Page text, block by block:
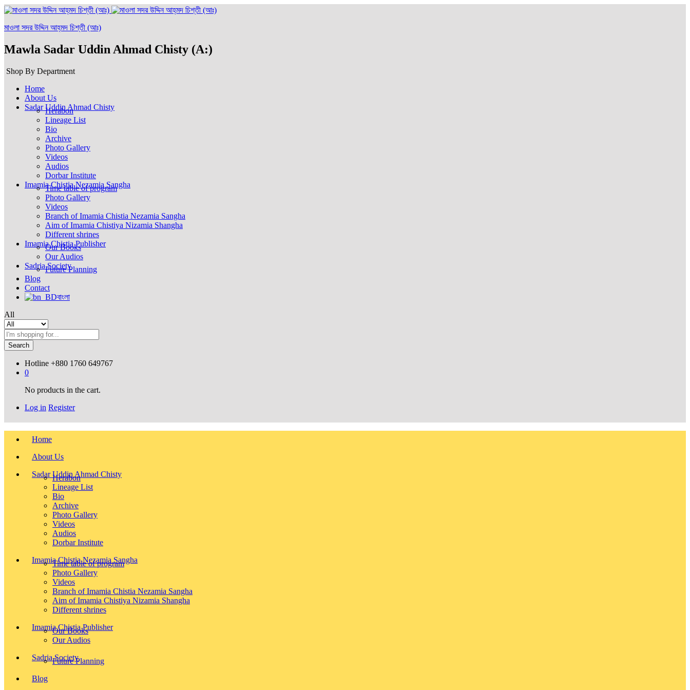
মাওলা সদর উদ্দিন আহ্‌মদ চিশ্‌তী (আঃ)
Mawla Sadar Uddin Ahmad Chisty (A:)
Shop By Department
Home
About Us
Sadar Uddin Ahmad Chisty
Herabon
Lineage List
Bio
Archive
Photo Gallery
Videos
Audios
Dorbar Institute
Imamia Chistia Nezamia Sangha
Time table of program
Photo Gallery
Videos
Branch of Imamia Chistia Nezamia Sangha
Aim of Imamia Chistiya Nizamia Shangha
Different shrines
Imamia Chistia Publisher
Our Books
Our Audios
Sadria Society
Future Planning
Blog
Contact
বাংলা
All
Search
Hotline +880 1760 649767
0
No products in the cart.
Log in Register
Home
About Us
Sadar Uddin Ahmad Chisty
Herabon
Lineage List
Bio
Archive
Photo Gallery
Videos
Audios
Dorbar Institute
Imamia Chistia Nezamia Sangha
Time table of program
Photo Gallery
Videos
Branch of Imamia Chistia Nezamia Sangha
Aim of Imamia Chistiya Nizamia Shangha
Different shrines
Imamia Chistia Publisher
Our Books
Our Audios
Sadria Society
Future Planning
Blog